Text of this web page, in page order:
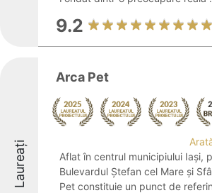
9.2
Laureați
Arca Pet
Aflat în centrul municipiului Iași,
Bulevardul Ștefan cel Mare și
Pet constituie un punct de